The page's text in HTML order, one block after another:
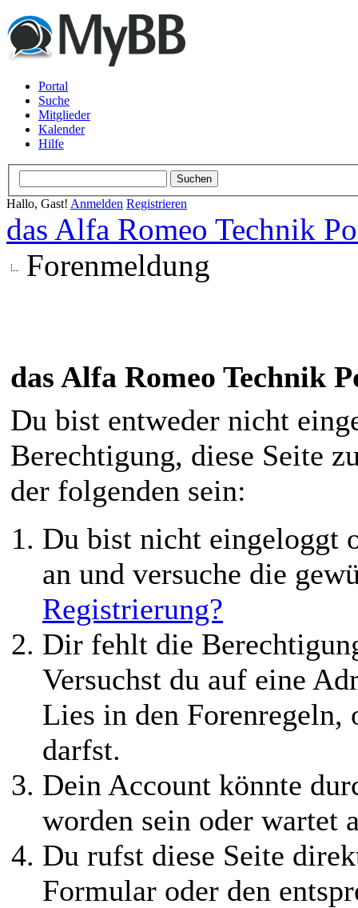
Portal
Suche
Mitglieder
Kalender
Hilfe
Hallo, Gast! Anmelden Registrieren
das Alfa Romeo Technik
Forenmeldung
das Alfa Romeo Technik
Du bist entweder nicht
Berechtigung, diese Seite
der folgenden sein:
Du bist nicht eingeloggt
an und versuche die
Registrierung?
Dir fehlt die
Versuchst du auf eine
Lies in den Forenregeln,
darfst.
Dein Account könnte
worden sein oder wartet
Du rufst diese Seite
Formular oder den